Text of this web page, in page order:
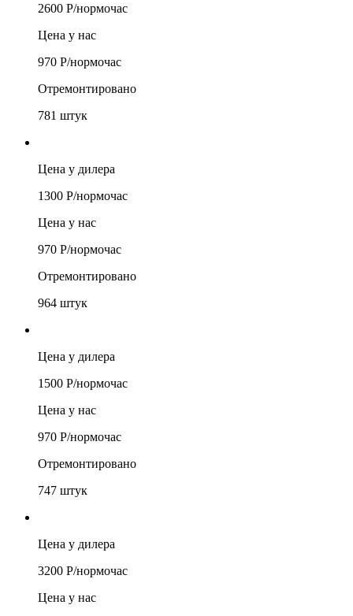
2600 Р/нормочас
Цена у нас
970 Р/нормочас
Отремонтировано
781 штук
Цена у дилера
1300 Р/нормочас
Цена у нас
970 Р/нормочас
Отремонтировано
964 штук
Цена у дилера
1500 Р/нормочас
Цена у нас
970 Р/нормочас
Отремонтировано
747 штук
Цена у дилера
3200 Р/нормочас
Цена у нас